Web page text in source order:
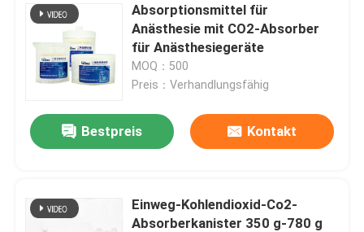
Absorptionsmittel für
Anästhesie mit CO2-Absorber
für Anästhesiegeräte
MOQ：500
Preis：Verhandlungsfähig
Bestpreis Kontakt
Einweg-Kohlendioxid-Co2-
Absorberkanister 350 g-780 g